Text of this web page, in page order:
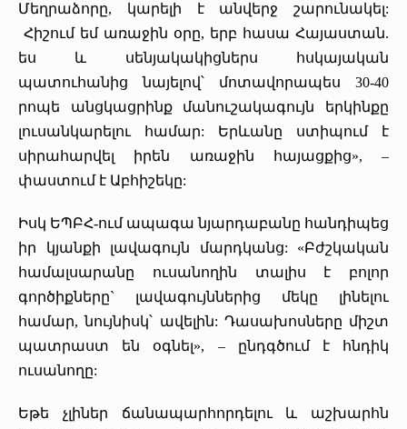
Մեղրաձորը, կարելի է անվերջ շարունակել:
Հիշում եմ առաջին օրը, երբ հասա Հայաստան.
ես և սենյակակիցներս հսկայական
պատուհանից նայելով՝ մոտավորապես 30-40
րոպե անցկացրինք մանուշակագույն երկինքը
լուսանկարելու համար: Երևանը ստիպում է
սիրահարվել իրեն առաջին հայացքից», –
փաստում է Աբհիշեկը:
Իսկ ԵՊԲՀ-ում ապագա նյարդաբանը հանդիպեց
իր կյանքի լավագույն մարդկանց: «Բժշկական
համալսարանը ուսանողին տալիս է բոլոր
գործիքները` լավագույններից մեկը լինելու
համար, նույնիսկ՝ ավելին: Դասախոսները միշտ
պատրաստ են օգնել», – ընդգծում է հնդիկ
ուսանողը:
Եթե չլիներ ճանապարհորդելու և աշխարհն